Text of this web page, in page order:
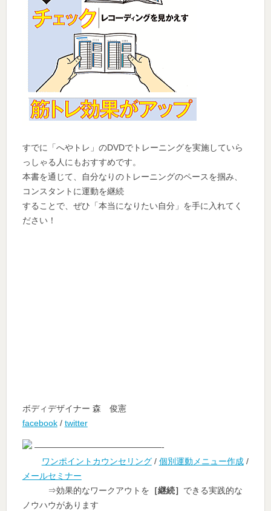
すでに「へやトレ」のDVDでトレーニングを実施していら
っしゃる人にもおすすめです。
本書を通じて、自分なりのトレーニングのペースを掴み、
コンスタントに運動を継続
することで、ぜひ「本当になりたい自分」を手に入れてく
ださい！
ボディデザイナー 森 俊憲
facebook/ twitter
———————————————-
ワンポイントカウンセリング/ 個別運動メニュー作成/
メールセミナー
⇒効果的なワークアウトを ［継続］ できる実践的な
ノウハウがあります